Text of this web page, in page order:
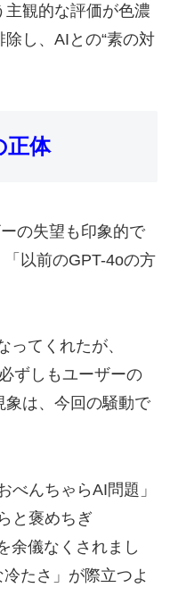
観的な評価が色濃
し、AIとの“素の対
正体
の失望も印象的で
以前のGPT-4oの方
てくれたが、
ずしもユーザーの
は、今回の騒動で
んちゃらAI問題」
と褒めちぎ
余儀なくされまし
たさ」が際立つよ